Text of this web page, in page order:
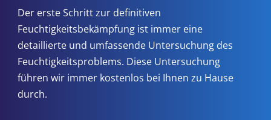
Der erste Schritt zur definitiven
Feuchtigkeitsbekämpfung ist immer eine
detaillierte und umfassende Untersuchung des
Feuchtigkeitsproblems. Diese Untersuchung
führen wir immer kostenlos bei Ihnen zu Hause
durch.